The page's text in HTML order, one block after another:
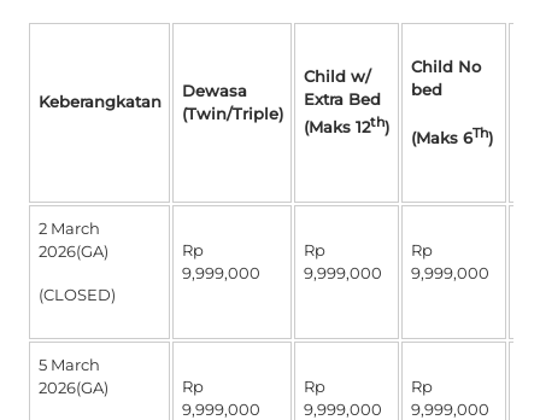
Keberangkatan
Dewasa
(Twin/Triple)
Child w/
Extra Bed
(Maks 12th)
Child No
bed
(Maks 6Th)
2 March
2026(GA)
(CLOSED)
Rp
9,999,000
Rp
9,999,000
Rp
9,999,000
5 March
2026(GA)
Rp
9,999,000
Rp
9,999,000
Rp
9,999,000